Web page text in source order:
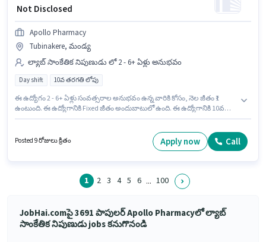
₹ Not Disclosed
Apollo Pharmacy
Tubinakere, మండ్య
ల్యాబ్ సాంకేతిక నిపుణుడు లో 2 - 6+ ఏళ్లు అనుభవం
Day shift 10వ తరగతి లోపు
ఈ ఉద్యోగం 2 - 6+ ఏళ్లు సంవత్సరాల అనుభవం ఉన్న వారికి కోసం, నెల జీతం ₹1
ఉంటుంది. ఈ ఉద్యోగానికి Fixed జీతం అందుబాటులో ఉంది. ఈ ఉద్యోగానికి 10వ
ఫార్మసిస్ట్ గా చేరండి. ఈ ఉద్యోగం Full Time ప్రాతిపదికపై, DAY shift మరియు
Posted 9 రోజులు క్రితం Apply now Call
1 2 3 4 5 6 ... 100
JobHai.comపై 3691 పాపులర్ Apollo Pharmacyలో ల్యాబ్
సాంకేతిక నిపుణుడు jobs కనుగొనండి